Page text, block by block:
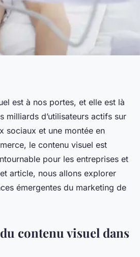
émergentes du
contenu visuel
•6 min de lecture
est à nos portes, et elle est là
milliards d’utilisateurs actifs sur
sociaux et une montée en
le contenu visuel est
pour les entreprises et
article, nous allons explorer
émergentes du marketing de
contenu visuel dans